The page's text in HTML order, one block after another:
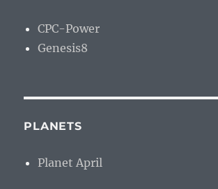
CPC-Power
Genesis8
PLANETS
Planet April